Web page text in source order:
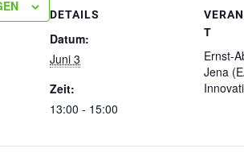
DETAILS
Datum:
Juni 3
Zeit:
13:00 - 15:00
T
Ernst-
Jena